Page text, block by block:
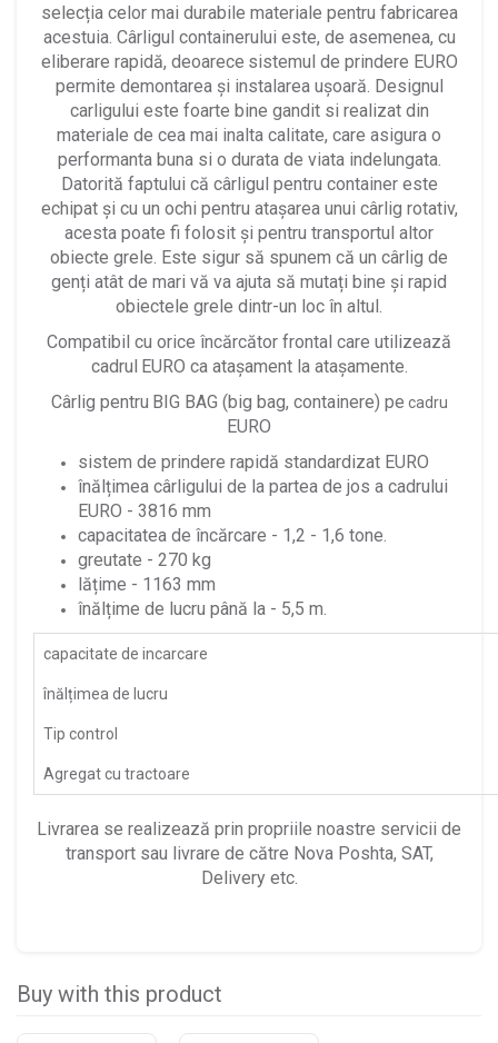
selecția celor mai durabile materiale pentru fabricarea
acestuia. Cârligul containerului este, de asemenea, cu
eliberare rapidă, deoarece sistemul de prindere EURO
permite demontarea și instalarea ușoară. Designul
carligului este foarte bine gandit si realizat din
materiale de cea mai inalta calitate, care asigura o
performanta buna si o durata de viata indelungata.
Datorită faptului că cârligul pentru container este
echipat și cu un ochi pentru atașarea unui cârlig rotativ,
acesta poate fi folosit și pentru transportul altor
obiecte grele. Este sigur să spunem că un cârlig de
genți atât de mari vă va ajuta să mutați bine și rapid
obiectele grele dintr-un loc în altul.
Compatibil cu orice încărcător frontal care utilizează
cadrul EURO ca atașament la atașamente.
Cârlig pentru BIG BAG (big bag, containere) pe cadru
EURO
sistem de prindere rapidă standardizat EURO
înălțimea cârligului de la partea de jos a cadrului
EURO - 3816 mm
capacitatea de încărcare - 1,2 - 1,6 tone.
greutate - 270 kg
lățime - 1163 mm
înălțime de lucru până la - 5,5 m.
capacitate de incarcare
înălțimea de lucru
Tip control
Agregat cu tractoare
Livrarea se realizează prin propriile noastre servicii de
transport sau livrare de către Nova Poshta, SAT,
Delivery etc.
Buy with this product